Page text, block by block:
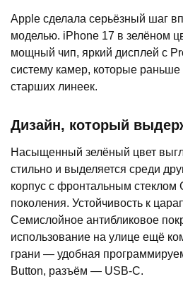
Apple сделала серьёзный шаг
моделью. iPhone 17 в зелёном
мощный чип, яркий дисплей с
систему камер, которые
старших линеек.
Дизайн, который
Насыщенный зелёный цвет
стильно и выделяется среди
корпус с фронтальным стеклом
поколения. Устойчивость к
Семислойное антибликовое
использование на улице ещё
грани — удобная
Button, разъём — USB-C.